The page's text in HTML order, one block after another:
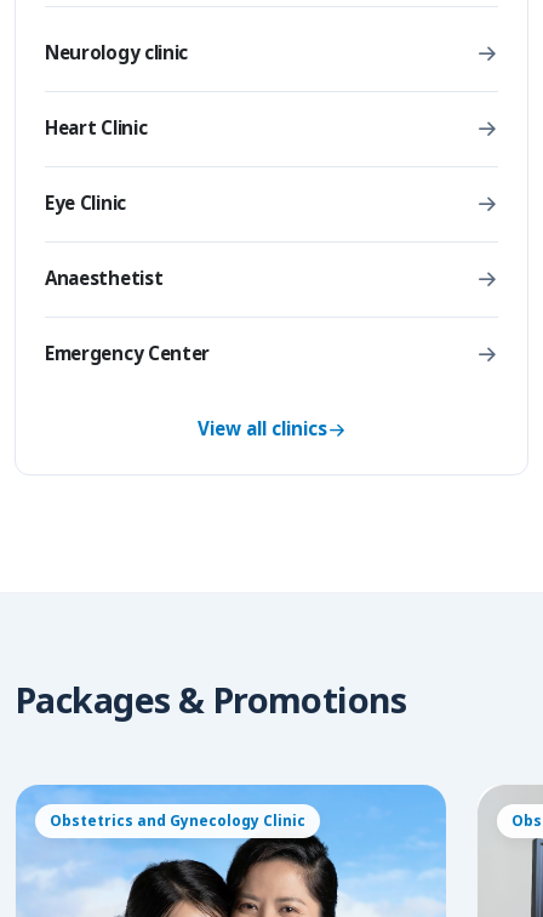
Neurology clinic
Heart Clinic
Eye Clinic
Anaesthetist
Emergency Center
View all clinics
Packages & Promotions
Obstetrics and Gynecology Clinic